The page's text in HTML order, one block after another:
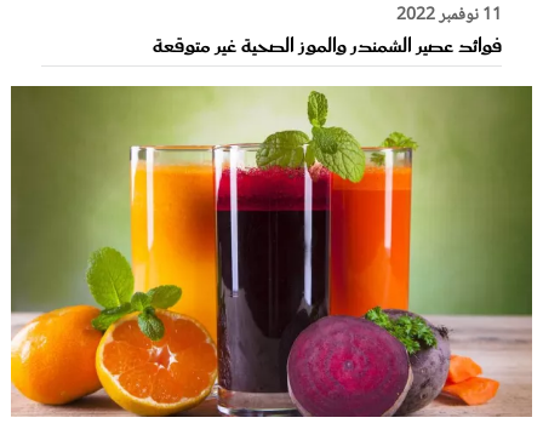
11 نوفمبر 2022
فوائد عصير الشمندر والموز الصحية غير متوقعة